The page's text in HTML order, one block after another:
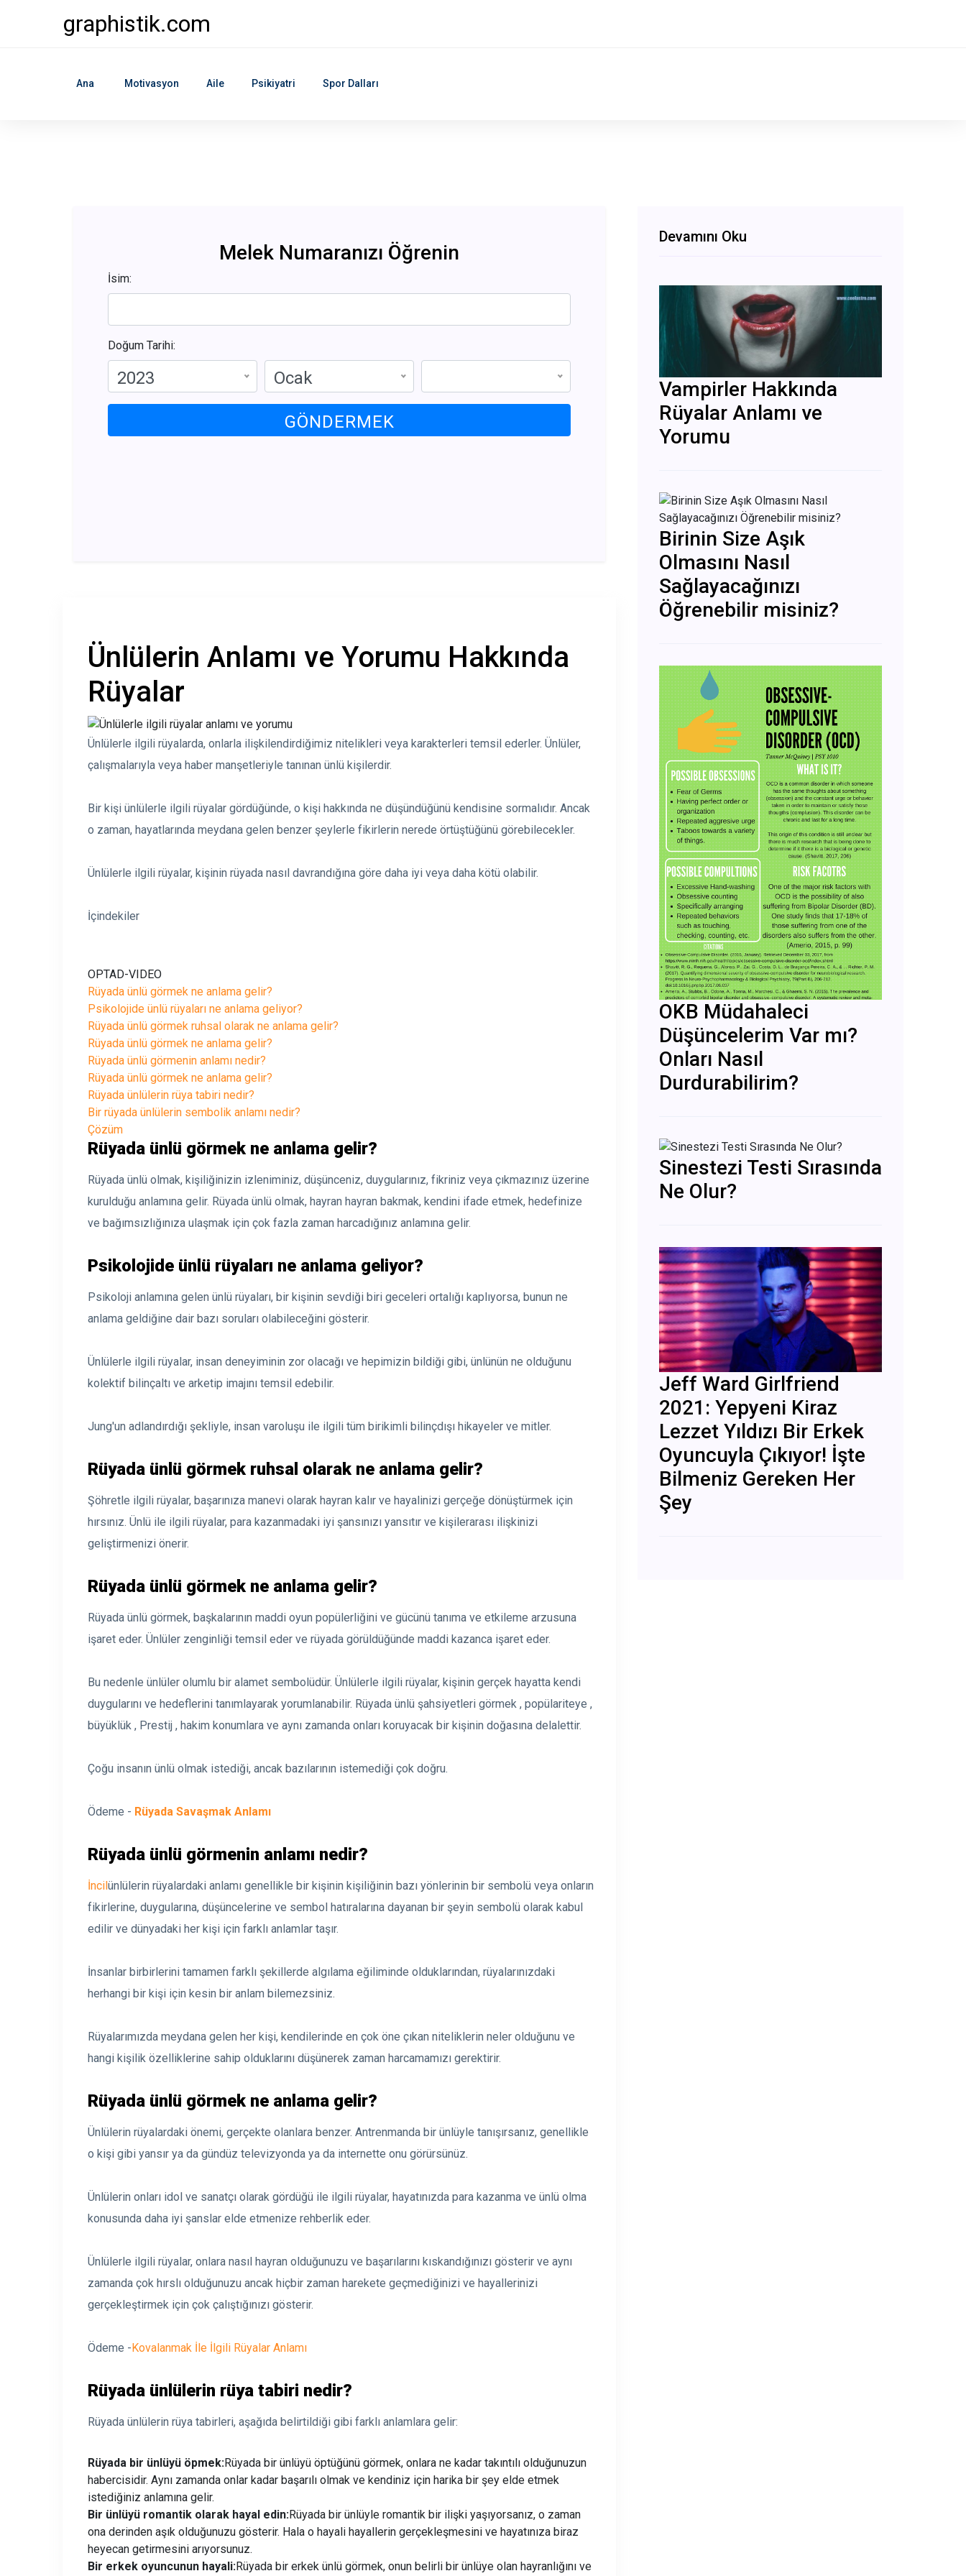
graphistik.com
Ana Motivasyon Aile Psikiyatri Spor Dalları
Melek Numaranızı Öğrenin
İsim:
Doğum Tarihi:
2023 Ocak
GÖNDERMEK
Ünlülerin Anlamı ve Yorumu Hakkında
Rüyalar
Ünlülerle ilgili rüyalarda, onlarla ilişkilendirdiğimiz nitelikleri veya karakterleri temsil ederler. Ünlüler,
çalışmalarıyla veya haber manşetleriyle tanınan ünlü kişilerdir.
Bir kişi ünlülerle ilgili rüyalar gördüğünde, o kişi hakkında ne düşündüğünü kendisine sormalıdır. Ancak
o zaman, hayatlarında meydana gelen benzer şeylerle fikirlerin nerede örtüştüğünü görebilecekler.
Ünlülerle ilgili rüyalar, kişinin rüyada nasıl davrandığına göre daha iyi veya daha kötü olabilir.
İçindekiler
OPTAD-VIDEO
Rüyada ünlü görmek ne anlama gelir?
Psikolojide ünlü rüyaları ne anlama geliyor?
Rüyada ünlü görmek ruhsal olarak ne anlama gelir?
Rüyada ünlü görmek ne anlama gelir?
Rüyada ünlü görmenin anlamı nedir?
Rüyada ünlü görmek ne anlama gelir?
Rüyada ünlülerin rüya tabiri nedir?
Bir rüyada ünlülerin sembolik anlamı nedir?
Çözüm
Rüyada ünlü görmek ne anlama gelir?
Rüyada ünlü olmak, kişiliğinizin izleniminiz, düşünceniz, duygularınız, fikriniz veya çıkmazınız üzerine
kurulduğu anlamına gelir. Rüyada ünlü olmak, hayran hayran bakmak, kendini ifade etmek, hedefinize
ve bağımsızlığınıza ulaşmak için çok fazla zaman harcadığınız anlamına gelir.
Psikolojide ünlü rüyaları ne anlama geliyor?
Psikoloji anlamına gelen ünlü rüyaları, bir kişinin sevdiği biri geceleri ortalığı kaplıyorsa, bunun ne
anlama geldiğine dair bazı soruları olabileceğini gösterir.
Ünlülerle ilgili rüyalar, insan deneyiminin zor olacağı ve hepimizin bildiği gibi, ünlünün ne olduğunu
kolektif bilinçaltı ve arketip imajını temsil edebilir.
Jung'un adlandırdığı şekliyle, insan varoluşu ile ilgili tüm birikimli bilinçdışı hikayeler ve mitler.
Rüyada ünlü görmek ruhsal olarak ne anlama gelir?
Şöhretle ilgili rüyalar, başarınıza manevi olarak hayran kalır ve hayalinizi gerçeğe dönüştürmek için
hırsınız. Ünlü ile ilgili rüyalar, para kazanmadaki iyi şansınızı yansıtır ve kişilerarası ilişkinizi
geliştirmenizi önerir.
Rüyada ünlü görmek ne anlama gelir?
Rüyada ünlü görmek, başkalarının maddi oyun popülerliğini ve gücünü tanıma ve etkileme arzusuna
işaret eder. Ünlüler zenginliği temsil eder ve rüyada görüldüğünde maddi kazanca işaret eder.
Bu nedenle ünlüler olumlu bir alamet sembolüdür. Ünlülerle ilgili rüyalar, kişinin gerçek hayatta kendi
duygularını ve hedeflerini tanımlayarak yorumlanabilir. Rüyada ünlü şahsiyetleri görmek , popülariteye ,
büyüklük , Prestij , hakim konumlara ve aynı zamanda onları koruyacak bir kişinin doğasına delalettir.
Çoğu insanın ünlü olmak istediği, ancak bazılarının istemediği çok doğru.
Ödeme - Rüyada Savaşmak Anlamı
Rüyada ünlü görmenin anlamı nedir?
İncilünlülerin rüyalardaki anlamı genellikle bir kişinin kişiliğinin bazı yönlerinin bir sembolü veya onların
fikirlerine, duygularına, düşüncelerine ve sembol hatıralarına dayanan bir şeyin sembolü olarak kabul
edilir ve dünyadaki her kişi için farklı anlamlar taşır.
İnsanlar birbirlerini tamamen farklı şekillerde algılama eğiliminde olduklarından, rüyalarınızdaki
herhangi bir kişi için kesin bir anlam bilemezsiniz.
Rüyalarımızda meydana gelen her kişi, kendilerinde en çok öne çıkan niteliklerin neler olduğunu ve
hangi kişilik özelliklerine sahip olduklarını düşünerek zaman harcamamızı gerektirir.
Rüyada ünlü görmek ne anlama gelir?
Ünlülerin rüyalardaki önemi, gerçekte olanlara benzer. Antrenmanda bir ünlüyle tanışırsanız, genellikle
o kişi gibi yansır ya da gündüz televizyonda ya da internette onu görürsünüz.
Ünlülerin onları idol ve sanatçı olarak gördüğü ile ilgili rüyalar, hayatınızda para kazanma ve ünlü olma
konusunda daha iyi şanslar elde etmenize rehberlik eder.
Ünlülerle ilgili rüyalar, onlara nasıl hayran olduğunuzu ve başarılarını kıskandığınızı gösterir ve aynı
zamanda çok hırslı olduğunuzu ancak hiçbir zaman harekete geçmediğinizi ve hayallerinizi
gerçekleştirmek için çok çalıştığınızı gösterir.
Ödeme -Kovalanmak İle İlgili Rüyalar Anlamı
Rüyada ünlülerin rüya tabiri nedir?
Rüyada ünlülerin rüya tabirleri, aşağıda belirtildiği gibi farklı anlamlara gelir:
Rüyada bir ünlüyü öpmek:Rüyada bir ünlüyü öptüğünü görmek, onlara ne kadar takıntılı olduğunuzun
habercisidir. Aynı zamanda onlar kadar başarılı olmak ve kendiniz için harika bir şey elde etmek
istediğiniz anlamına gelir.
Bir ünlüyü romantik olarak hayal edin:Rüyada bir ünlüyle romantik bir ilişki yaşıyorsanız, o zaman
ona derinden aşık olduğunuzu gösterir. Hala o hayali hayallerin gerçekleşmesini ve hayatınıza biraz
heyecan getirmesini arıyorsunuz.
Bir erkek oyuncunun hayali:Rüyada bir erkek ünlü görmek, onun belirli bir ünlüye olan hayranlığını ve
Devamını Oku
Vampirler Hakkında
Rüyalar Anlamı ve
Yorumu
Birinin Size Aşık
Olmasını Nasıl
Sağlayacağınızı
Öğrenebilir misiniz?
OKB Müdahaleci
Düşüncelerim Var mı?
Onları Nasıl
Durdurabilirim?
Sinestezi Testi Sırasında
Ne Olur?
Jeff Ward Girlfriend
2021: Yepyeni Kiraz
Lezzet Yıldızı Bir Erkek
Oyuncuyla Çıkıyor! İşte
Bilmeniz Gereken Her
Şey